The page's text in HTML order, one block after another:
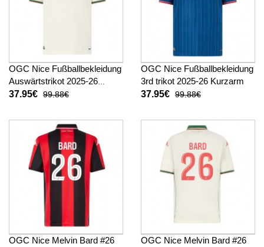
OGC Nice Fußballbekleidung
Auswärtstrikot 2025-26
Kurzarm
37.95€ 99.88€
OGC Nice Fußballbekleidung
3rd trikot 2025-26 Kurzarm
37.95€ 99.88€
OGC Nice Melvin Bard #26
OGC Nice Melvin Bard #26